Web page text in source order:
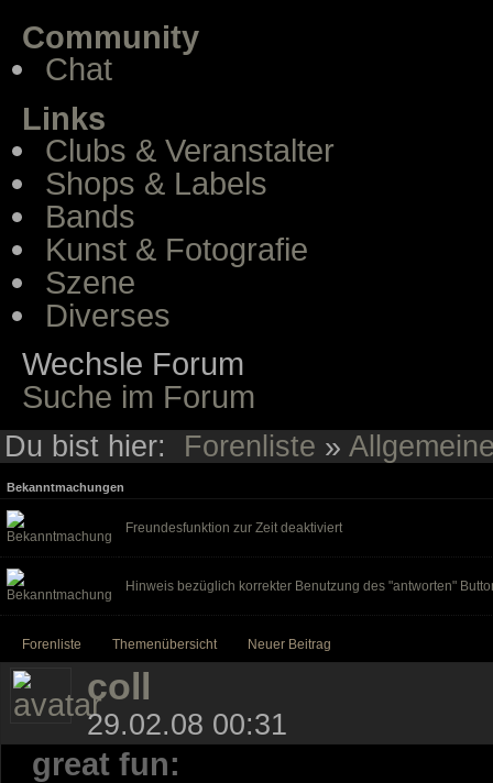
Community
Chat
Links
Clubs & Veranstalter
Shops & Labels
Bands
Kunst & Fotografie
Szene
Diverses
Wechsle Forum
Suche im Forum
Du bist hier: Forenliste »
Bekanntmachungen
Freundesfunktion zur Zeit deaktiviert
Hinweis bezüglich korrekter Benutzung des "antworten"
Forenliste Themenübersicht Neuer Beitrag
coll
29.02.08 00:31
great fun: